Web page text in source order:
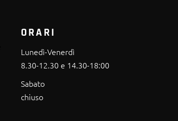
ORARI
Lunedì-Venerdì
8.30-12.30 e 14.30-18:00
Sabato
chiuso